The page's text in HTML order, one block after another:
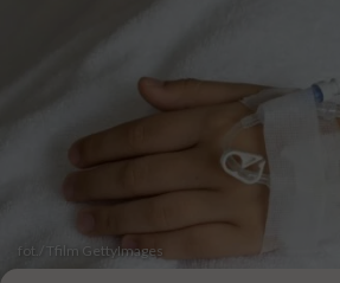
fot./ Tfilm GettyImages